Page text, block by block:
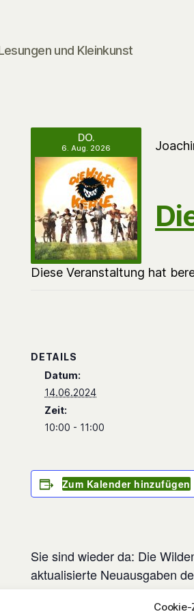
und Kleinkunst
DO.
6. Aug. 2026
Diese Veranstaltung hat
DETAILS
Datum:
14.06.2024
Zeit:
10:00 - 11:00
Zum Kalender hinzufügen
Sie sind wieder da: Die
aktualisierte Neuausgaben
illustriert vom gefragten